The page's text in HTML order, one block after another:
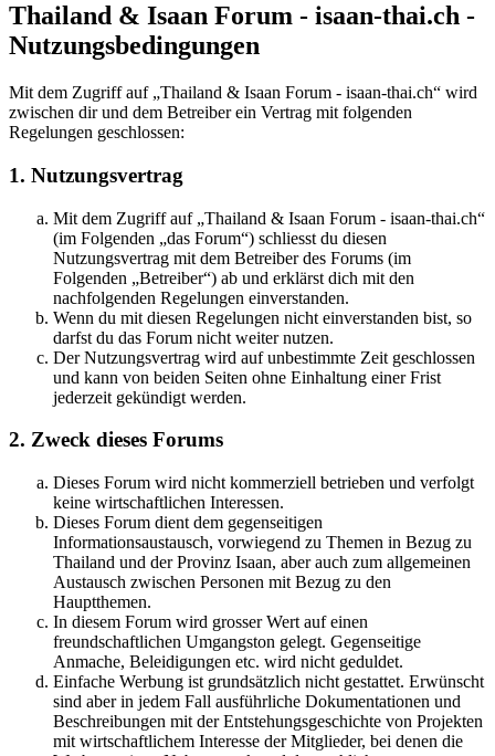
Thailand & Isaan Forum - isaan-thai.ch -
Nutzungsbedingungen
Mit dem Zugriff auf „Thailand & Isaan Forum - isaan-thai.ch“ wird
zwischen dir und dem Betreiber ein Vertrag mit folgenden
Regelungen geschlossen:
1. Nutzungsvertrag
Mit dem Zugriff auf „Thailand & Isaan Forum - isaan-thai.ch“
(im Folgenden „das Forum“) schliesst du diesen
Nutzungsvertrag mit dem Betreiber des Forums (im
Folgenden „Betreiber“) ab und erklärst dich mit den
nachfolgenden Regelungen einverstanden.
Wenn du mit diesen Regelungen nicht einverstanden bist, so
darfst du das Forum nicht weiter nutzen.
Der Nutzungsvertrag wird auf unbestimmte Zeit geschlossen
und kann von beiden Seiten ohne Einhaltung einer Frist
jederzeit gekündigt werden.
2. Zweck dieses Forums
Dieses Forum wird nicht kommerziell betrieben und verfolgt
keine wirtschaftlichen Interessen.
Dieses Forum dient dem gegenseitigen
Informationsaustausch, vorwiegend zu Themen in Bezug zu
Thailand und der Provinz Isaan, aber auch zum allgemeinen
Austausch zwischen Personen mit Bezug zu den
Hauptthemen.
In diesem Forum wird grosser Wert auf einen
freundschaftlichen Umgangston gelegt. Gegenseitige
Anmache, Beleidigungen etc. wird nicht geduldet.
Einfache Werbung ist grundsätzlich nicht gestattet. Erwünscht
sind aber in jedem Fall ausführliche Dokumentationen und
Beschreibungen mit der Entstehungsgeschichte von Projekten
mit wirtschaftlichem Interesse der Mitglieder, bei denen die